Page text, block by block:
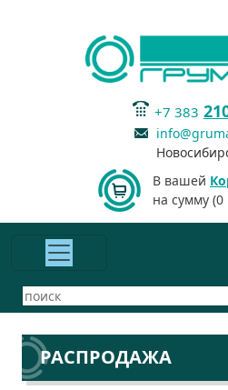
+7 383
В вашей
на сумму (0
РАСПРОДАЖА